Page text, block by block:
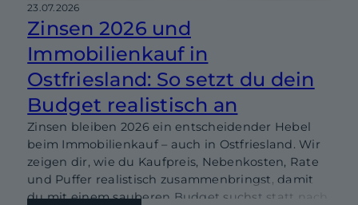
23.07.2026
Zinsen 2026 und
Immobilienkauf in
Ostfriesland: So setzt du dein
Budget realistisch an
Zinsen bleiben 2026 ein entscheidender Hebel
beim Immobilienkauf – auch in Ostfriesland. Wir
zeigen dir, wie du Kaufpreis, Nebenkosten, Rate
und Puffer realistisch zusammenbringst, damit
du mit einem sauberen Budget suchst statt nach